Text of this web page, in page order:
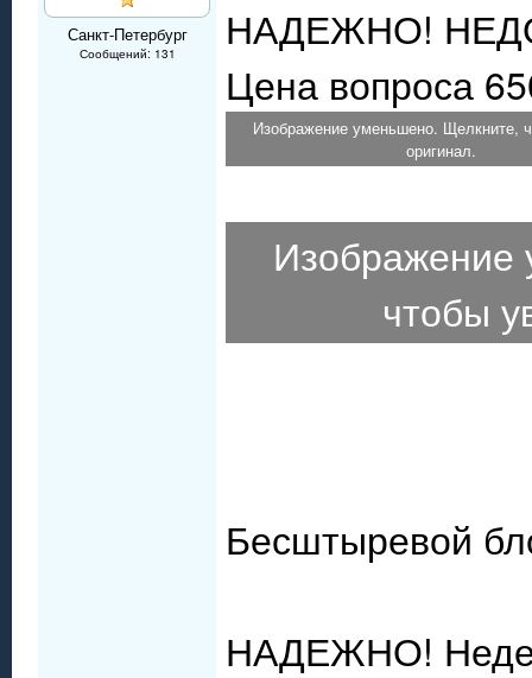
Санкт-Петербург
Сообщений: 131
НАДЕЖНО!
Цена вопроса
Изображение уменьшено. Щелкните,
оригинал.
чтобы
Бесштыревой
НАДЕЖНО!